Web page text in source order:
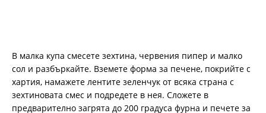
В малка купа смесете зехтина, червения пипер и малко
сол и разбъркайте. Вземете форма за печене, покрийте с
хартия, намажете лентите зеленчук от всяка страна с
зехтиновата смес и подредете в нея. Сложете в
предварително загрята до 200 градуса фурна и печете за